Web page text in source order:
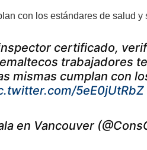
con los estándares de salud y
certificado,
trabajadores
mismas cumplan con
5eE0jUtRbZ
en Vancouver